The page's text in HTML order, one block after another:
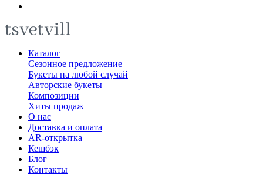
Каталог
Сезонное предложение
Букеты на любой случай
Авторские букеты
Композиции
Хиты продаж
О нас
Доставка и оплата
AR-открытка
Кешбэк
Блог
Контакты